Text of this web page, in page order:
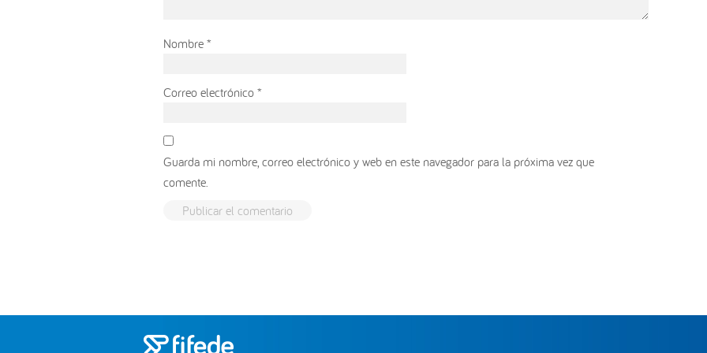
Nombre *
Correo electrónico *
Guarda mi nombre, correo electrónico y web en este navegador para la próxima vez que
comente.